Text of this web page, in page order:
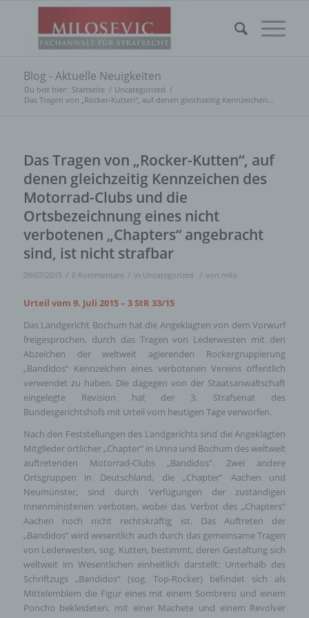
Blog - Aktuelle Neuigkeiten
Du bist hier: Startseite / Uncategorized /
Das Tragen von „Rocker-Kutten“, auf denen gleichzeitig Kennzeichen...
Das Tragen von „Rocker-Kutten“, auf
denen gleichzeitig Kennzeichen des
Motorrad-Clubs und die
Ortsbezeichnung eines nicht
verbotenen „Chapters“ angebracht
sind, ist nicht strafbar
09/07/2015 / 0 Kommentare / in Uncategorized / von milo
Urteil vom 9. Juli 2015 – 3 StR 33/15
Das Landgericht Bochum hat die Angeklagten von dem Vorwurf
freigesprochen, durch das Tragen von Lederwesten mit den
Abzeichen der weltweit agierenden Rockergruppierung
„Bandidos“ Kennzeichen eines verbotenen Vereins öffentlich
verwendet zu haben. Die dagegen von der Staatsanwaltschaft
eingelegte Revision hat der 3. Strafsenat des
Bundesgerichtshofs mit Urteil vom heutigen Tage verworfen.
Nach den Feststellungen des Landgerichts sind die Angeklagten
Mitglieder örtlicher „Chapter“ in Unna und Bochum des weltweit
auftretenden Motorrad-Clubs „Bandidos“. Zwei andere
Ortsgruppen in Deutschland, die „Chapter“ Aachen und
Neumünster, sind durch Verfügungen der zuständigen
Innenministerien verboten, wobei das Verbot des „Chapters“
Aachen noch nicht rechtskräftig ist. Das Auftreten der
„Bandidos“ wird wesentlich auch durch das gemeinsame Tragen
von Lederwesten, sog. Kutten, bestimmt, deren Gestaltung sich
weltweit im Wesentlichen einheitlich darstellt: Unterhalb des
Schriftzugs „Bandidos“ (sog. Top-Rocker) befindet sich als
Mittelemblem die Figur eines mit einem Sombrero und einem
Poncho bekleideten, mit einer Machete und einem Revolver